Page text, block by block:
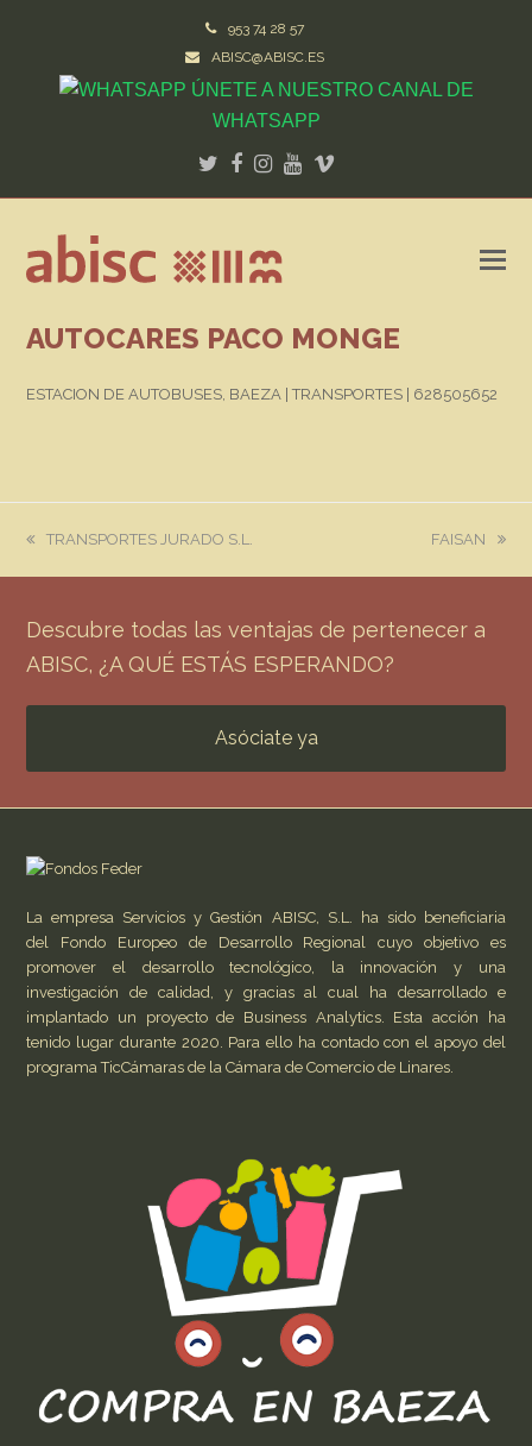
953 74 28 57
ABISC@ABISC.ES
ÚNETE A NUESTRO CANAL DE
WHATSAPP
Twitter
Facebook
Instagram
Youtube
Vimeo
AUTOCARES PACO MONGE
ESTACION DE AUTOBUSES, BAEZA | TRANSPORTES | 628505652
previous
TRANSPORTES JURADO S.L.
next
FAISAN
Descubre todas las ventajas de pertenecer a
ABISC, ¿A QUÉ ESTÁS ESPERANDO?
Asóciate ya
La empresa Servicios y Gestión ABISC, S.L. ha sido beneficiaria
del Fondo Europeo de Desarrollo Regional cuyo objetivo es
promover el desarrollo tecnológico, la innovación y una
investigación de calidad, y gracias al cual ha desarrollado e
implantado un proyecto de Business Analytics. Esta acción ha
tenido lugar durante 2020. Para ello ha contado con el apoyo del
programa TicCámaras de la Cámara de Comercio de Linares.